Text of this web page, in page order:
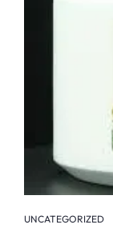
UNCATEGORIZED